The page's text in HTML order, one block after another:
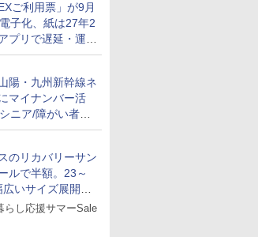
ご利用票」が9月
子化、紙は27年2
プリで遅延・運休
に
陽・九州新幹線ネ
マイナンバー活
ニア/障がい者割
から発売
のリカバリーサン
ルで半額。23～
いサイズ展開、
ション素材を採用
らし応援サマーSale